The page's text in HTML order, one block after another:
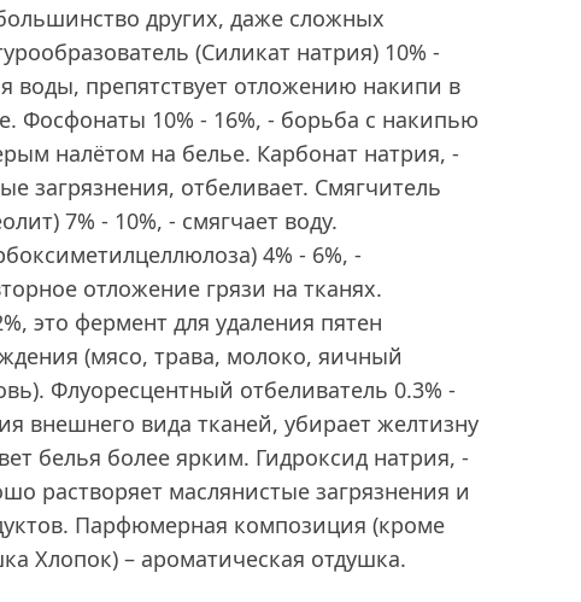
других, даже сложных
(Силикат натрия) 10% -
воды, препятствует отложению накипи в
Фосфонаты 10% - 16%, - борьба с накипью
налётом на белье. Карбонат натрия, -
загрязнения, отбеливает. Смягчитель
7% - 10%, - смягчает воду.
4% - 6%, -
отложение грязи на тканях.
это фермент для удаления пятен
(мясо, трава, молоко, яичный
Флуоресцентный отбеливатель 0.3% -
внешнего вида тканей, убирает желтизну
белья более ярким. Гидроксид натрия, -
растворяет маслянистые загрязнения и
Парфюмерная композиция (кроме
Хлопок) – ароматическая отдушка.